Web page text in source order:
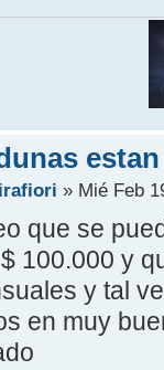
» Mié Feb
que se
100.000 y
y tal
en muy